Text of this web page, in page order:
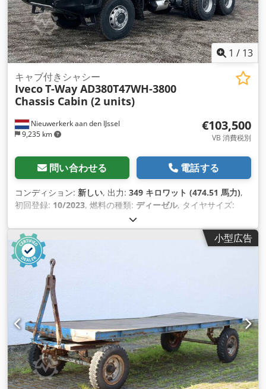
1 / 13
Nieuwerkerk aan den IJssel
9,235 km
キャブ付きシャシー
IvecoT-Way AD380T47WH-3800
Chassis Cabin (2 units)
€103,500
VB 消費税別
問い合わせる 電話する
コンディション: 新しい, 出力: 349 キロワット (474.51 馬力),
初回登録: 10/2023, 燃料の種類: ディーゼル, タイヤサイズ:
, ホイールベース:
料:ディーゼル, 燃料タンク容量:390 l, 色:白色, 運転席:デイキ
ャブ, 変速方式:
, サスペンション:
鋼, 製造年:
小型広告